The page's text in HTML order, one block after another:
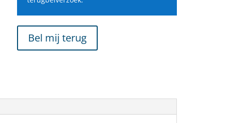
Bel mij terug